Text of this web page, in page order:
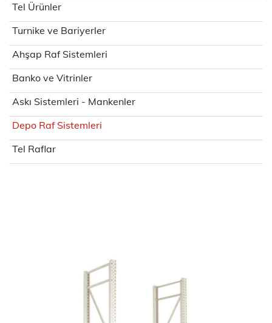
Tel Ürünler
Turnike ve Bariyerler
Ahşap Raf Sistemleri
Banko ve Vitrinler
Askı Sistemleri - Mankenler
Depo Raf Sistemleri
Tel Raflar